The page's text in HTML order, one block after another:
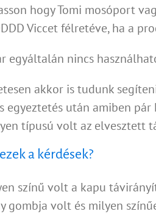
hogy Tomi mosóport
Viccet félretéve, ha a
egyáltalán nincs
akkor is tudunk
egyeztetés után amiben
típusú volt az elvesztett
a kérdések?
színű volt a kapu
gombja volt és milyen